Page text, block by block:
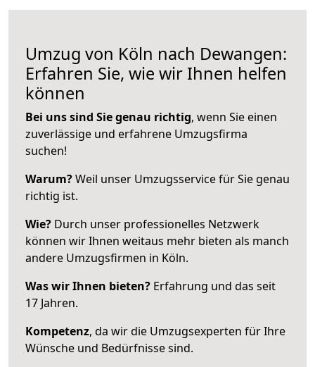
Umzug von Köln nach Dewangen:
Erfahren Sie, wie wir Ihnen helfen
können
Bei uns sind Sie genau richtig, wenn Sie einen
zuverlässige und erfahrene Umzugsfirma
suchen!
Warum?Weil unser Umzugsservice für Sie genau
richtig ist.
Wie? Durch unser professionelles Netzwerk
können wir Ihnen weitaus mehr bieten als manch
andere Umzugsfirmen in Köln.
Was wir Ihnen bieten? Erfahrung und das seit
17 Jahren.
Kompetenz, da wir die Umzugsexperten für Ihre
Wünsche und Bedürfnisse sind.